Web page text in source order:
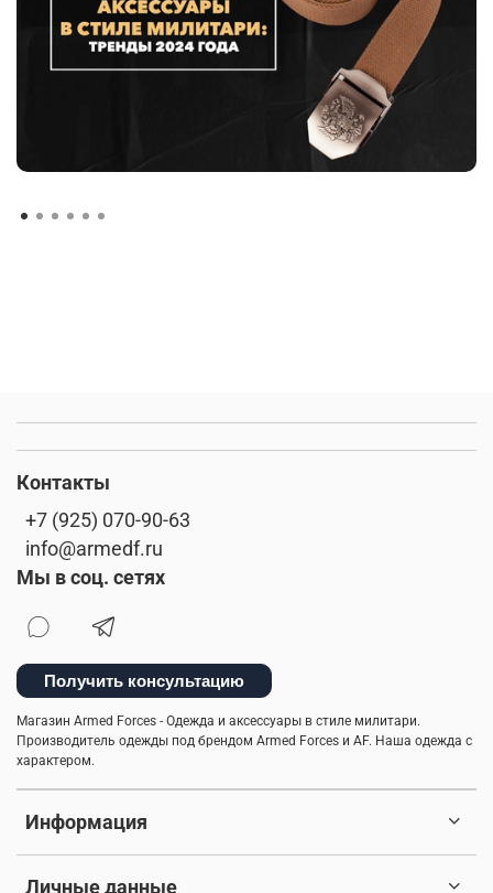
Информация
Личные данные
Контакты
+7 (925) 070-90-63
info@armedf.ru
Мы в соц. сетях
Получить консультацию
Магазин Armed Forces - Одежда и аксессуары в стиле милитари.
Производитель одежды под брендом Armed Forces и AF. Наша одежда с
характером.